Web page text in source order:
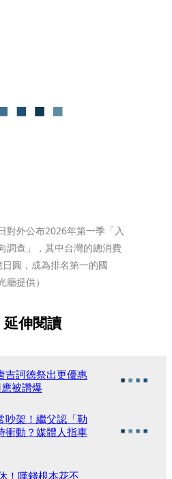
對外公布2026年第一季「入
調查」，其中台灣的總消費
圓，成為排名第一的國
廳提供）
延伸閱讀
吉訶德祭出更優惠
被讚爆
吵架！繼父認「勒
動？媒體人指車
！嘆錢根本花不